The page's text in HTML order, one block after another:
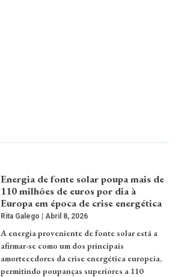
Energia de fonte solar poupa mais de
110 milhões de euros por dia à
Europa em época de crise energética
Rita Galego Abril 8, 2026
A energia proveniente de fonte solar está a
afirmar-se como um dos principais
amortecedores da crise energética europeia,
permitindo poupanças superiores a 110